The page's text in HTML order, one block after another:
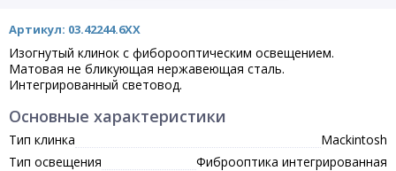
Артикул: 03.42244.6XX
Изогнутый клинок с фиборооптическим освещением.
Матовая не бликующая нержавеющая сталь.
Интегрированный световод.
Основные характеристики
Тип клинка
Mackintosh
Тип освещения
Фиброоптика интегрированная